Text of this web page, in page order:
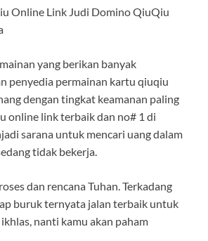
Online Link Judi Domino QiuQiu
yang berikan banyak
penyedia permainan kartu qiuqiu
dengan tingkat keamanan paling
online link terbaik dan no# 1 di
sarana untuk mencari uang dalam
tidak bekerja.
dan rencana Tuhan. Terkadang
buruk ternyata jalan terbaik untuk
nanti kamu akan paham